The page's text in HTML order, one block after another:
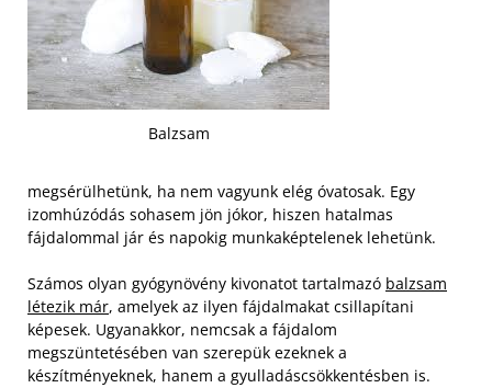
Balzsam
megsérülhetünk, ha nem vagyunk elég óvatosak. Egy
izomhúzódás sohasem jön jókor, hiszen hatalmas
fájdalommal jár és napokig munkaképtelenek lehetünk.
Számos olyan gyógynövény kivonatot tartalmazó balzsam
létezik már, amelyek az ilyen fájdalmakat csillapítani
képesek. Ugyanakkor, nemcsak a fájdalom
megszüntetésében van szerepük ezeknek a
készítményeknek, hanem a gyulladáscsökkentésben is.